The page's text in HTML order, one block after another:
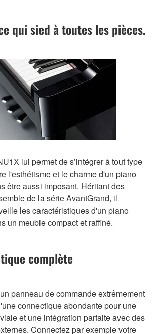
qui sied à toutes les pièces.
lui permet de s’intégrer à tout type
l'esthétisme et le charme d'un piano
être aussi imposant. Héritant des
de la série AvantGrand, il
les caractéristiques d'un piano
un meuble compact et raffiné.
complète
panneau de commande extrêmement
connectique abondante pour une
et une intégration parfaite avec des
Connectez par exemple votre